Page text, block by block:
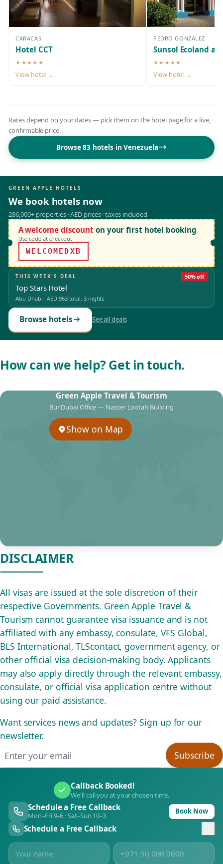
CARACAS
Hotel CCT
★★★★★
5-star hotel
View hotel →
PEDRO GONZALEZ
Sunsol Ecoland
★★★★★
5-star hotel
View hotel →
Rates depend on your dates — pick them on the hotel page for a live,
confirmable price.
Browse 83 hotels in Venezuela
GREEN APPLE HOTELS
We book hotels now
286,000+ properties · AED prices · taxes included
A welcome discount on your first hotel booking
Use code at checkout
WELCOMEDXB
THIS WEEK'S DEAL 50% off
Top Stars Hotel
Abu Dhabi ·AED 963total, 3 nights
Browse hotels See all deals
How can we help? Get in touch.
Green Apple Travel & Tourism
Bur Dubai Office — Nasser Lootah Building
Show on Map
DISCLAIMER
All visas are issued at the sole discretion of their
respective Governments. Green Apple Travel &
Tourism cannot guarantee visa issuance and is not
affiliated with any embassy, consulate, VFS Global,
BLS International, TLScontact, government agency, or
other official visa decision-making body. Applicants
may also apply directly through the relevant embassy,
consulate, or official visa application centre without
using our paid assistance.
Want services news and updates? Sign up for our
newsletter.
Subscribe
Callback Booked!
We'll call you at your chosen time.
Schedule a Free Callback
Mon–Fri 9–6 · Sat–Sun 10–3 Book Now
Schedule a Free Callback